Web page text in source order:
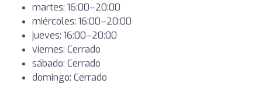
martes: 16:00–20:00
miércoles: 16:00–20:00
jueves: 16:00–20:00
viernes: Cerrado
sábado: Cerrado
domingo: Cerrado